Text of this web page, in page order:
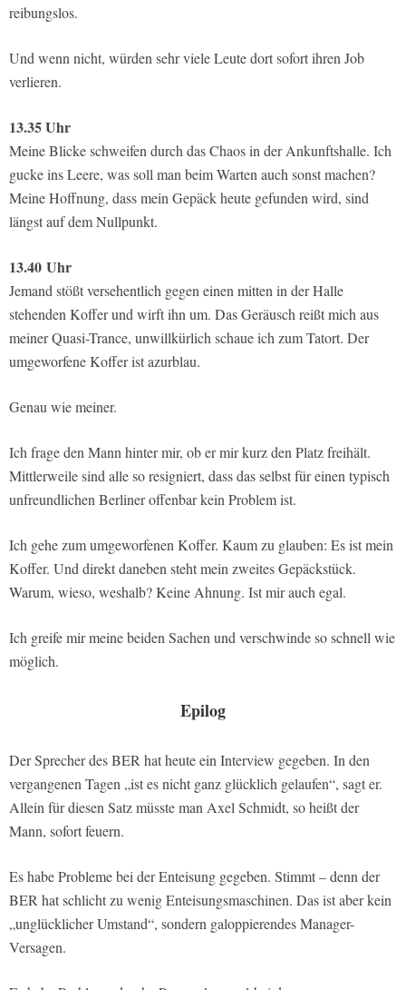
reibungslos.
Und wenn nicht, würden sehr viele Leute dort sofort ihren Job
verlieren.
13.35 Uhr
Meine Blicke schweifen durch das Chaos in der Ankunftshalle. Ich
gucke ins Leere, was soll man beim Warten auch sonst machen?
Meine Hoffnung, dass mein Gepäck heute gefunden wird, sind
längst auf dem Nullpunkt.
13.40 Uhr
Jemand stößt versehentlich gegen einen mitten in der Halle
stehenden Koffer und wirft ihn um. Das Geräusch reißt mich aus
meiner Quasi-Trance, unwillkürlich schaue ich zum Tatort. Der
umgeworfene Koffer ist azurblau.
Genau wie meiner.
Ich frage den Mann hinter mir, ob er mir kurz den Platz freihält.
Mittlerweile sind alle so resigniert, dass das selbst für einen typisch
unfreundlichen Berliner offenbar kein Problem ist.
Ich gehe zum umgeworfenen Koffer. Kaum zu glauben: Es ist mein
Koffer. Und direkt daneben steht mein zweites Gepäckstück.
Warum, wieso, weshalb? Keine Ahnung. Ist mir auch egal.
Ich greife mir meine beiden Sachen und verschwinde so schnell wie
möglich.
Epilog
Der Sprecher des BER hat heute ein Interview gegeben. In den
vergangenen Tagen „ist es nicht ganz glücklich gelaufen“, sagt er.
Allein für diesen Satz müsste man Axel Schmidt, so heißt der
Mann, sofort feuern.
Es habe Probleme bei der Enteisung gegeben. Stimmt – denn der
BER hat schlicht zu wenig Enteisungsmaschinen. Das ist aber kein
„unglücklicher Umstand“, sondern galoppierendes Manager-
Versagen.